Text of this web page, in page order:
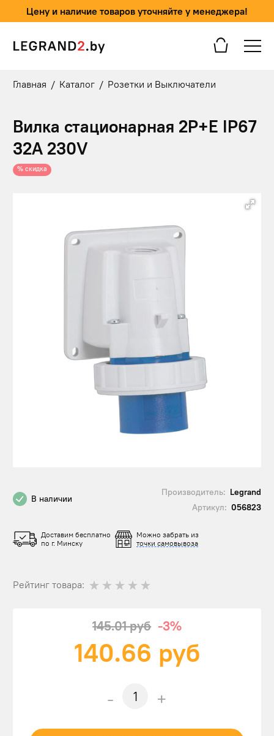
Цену и наличие товаров уточняйте у менеджера!
Главная / Каталог / Розетки и Выключатели
Вилка стационарная 2P+E IP67
32А 230V
% скидка
В наличии
Производитель: Legrand
Артикул: 056823
Доставим бесплатно
по г. Минску
Можно забрать из
точки самовывоза
Рейтинг товара:
145.01 руб -3%
140.66 руб
- +